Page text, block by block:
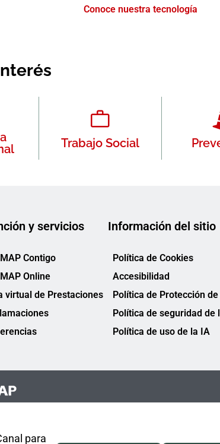
para
Conoce nuestra tecnología
Trabajo Social
y servicios
Contigo
Online
virtual de Prestaciones
Información del sitio
Política de Cookies
Accesibilidad
Política de Protección
Política de seguridad de
Política de uso de la IA